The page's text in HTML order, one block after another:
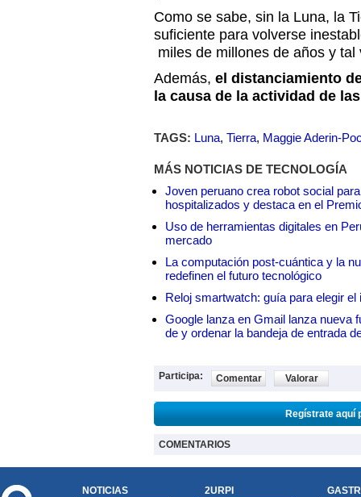
Como se sabe, sin la Luna, la
suficiente para volverse
miles de millones de años y
Además, el distanciamiento
la causa de la actividad de
TAGS: Luna, Tierra, Maggie Aderin-
MÁS NOTICIAS DE TECNOLOGÍA
Joven peruano crea robot social
hospitalizados y destaca en el
Uso de herramientas digitales en
mercado
La computación post-cuántica y la
redefinen el futuro tecnológico
Reloj smartwatch: guía para elegir el
Google lanza en Gmail lanza nueva
de y ordenar la bandeja de entrada
Participa: Comentar Valorar
Regístrate aquí
COMENTARIOS
NOTICIAS
2URPI